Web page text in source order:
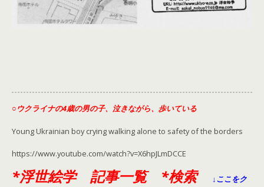
○ウクライナの4歳の男の子、泣きながら、歩いている
Young Ukrainian boy crying walking alone to safety of the borders
https://www.youtube.com/watch?v=X6hpJLmDCCE
*浮世絵学 記事一覧 *検索
↓ここをク